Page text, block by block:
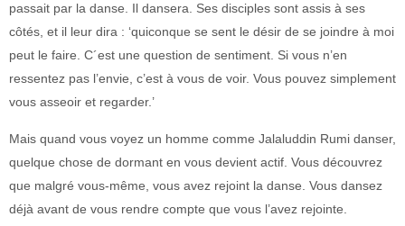
passait par la danse. Il dansera. Ses disciples sont assis à ses
côtés, et il leur dira : ‘quiconque se sent le désir de se joindre à moi
peut le faire. C´est une question de sentiment. Si vous n’en
ressentez pas l’envie, c’est à vous de voir. Vous pouvez simplement
vous asseoir et regarder.’
Mais quand vous voyez un homme comme Jalaluddin Rumi danser,
quelque chose de dormant en vous devient actif. Vous découvrez
que malgré vous-même, vous avez rejoint la danse. Vous dansez
déjà avant de vous rendre compte que vous l’avez rejointe.